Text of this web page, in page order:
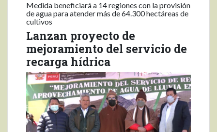
Medida beneficiará a 14 regiones con la provisión
de agua para atender más de 64.300 hectáreas de
cultivos
Lanzan proyecto de
mejoramiento del servicio de
recarga hídrica